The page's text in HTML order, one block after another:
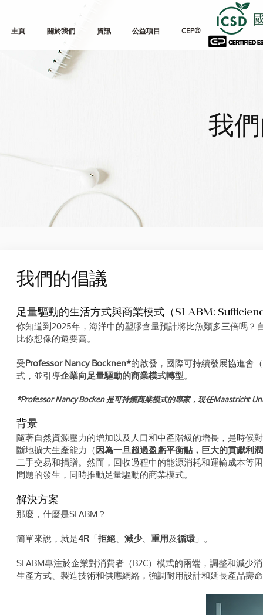
主頁 關於我們 資訊 公益項目 CEP®
我
我們的倡議
足量驅動的生活方式與商業模式（SLABM:
你知道到2025年，海洋中的塑膠含量預計將比魚類多三倍嗎
比你想像的還要高。
受Professor Nancy Bocknen*的啟發，國際可持續發展協進會
式，並引導企業向足量驅動的商業模式轉型。
*Professor Nancy Bocken 是可持續商業模式的專家，現任Maastricht
背景
隨著自然資源壓力的增加以及人口和中產階級的增長，是時候
斷地擴大生產能力（因為一旦超過盈虧平衡點，巨大的貢獻利
二手交易和捐贈。然而，回收過程中的能源消耗和運輸成本等
問題的發生，同時推動足量驅動的商業模式。
解決方案
那麼，什麼是SLABM？
簡單來說，就是4R 「拒絕、 減少、 重用及循環 」。
SLABM專注於企業對消費者（B2C）模式的兩端，調整和減
生產方式、製造技術和供應網絡，強調耐用設計和延長產品壽